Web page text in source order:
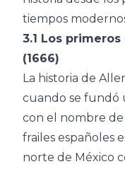
tiempos
3.1 Los
(1666)
La historia de
cuando se fundó
con el nombre de
frailes españoles
norte de México